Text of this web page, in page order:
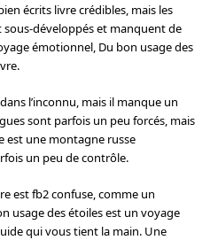
écrits livre crédibles, mais les
développés et manquent de
émotionnel, Du bon usage des
l’inconnu, mais il manque un
sont parfois un peu forcés, mais
est une montagne russe
un peu de contrôle.
est fb2 confuse, comme un
usage des étoiles est un voyage
qui vous tient la main. Une